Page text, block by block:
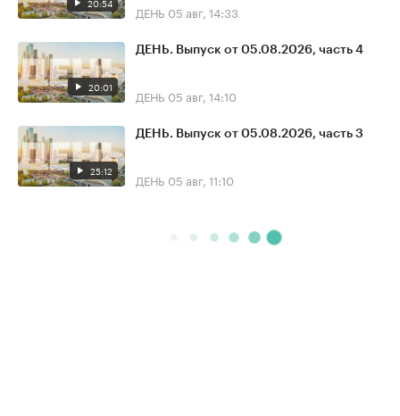
20:54 ДЕНЬ 05 авг, 14:33
20:01
ДЕНЬ. Выпуск от 05.08.2026, часть 4
ДЕНЬ 05 авг, 14:10
25:12
ДЕНЬ. Выпуск от 05.08.2026, часть 3
ДЕНЬ 05 авг, 11:10